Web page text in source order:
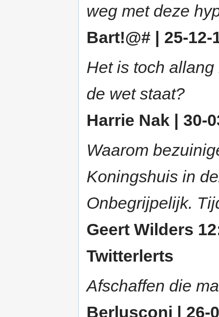
weg met deze
Bart!@# | 25-12-
Het is toch
de wet staat?
Harrie Nak | 30-
Waarom
Koningshuis in
Onbegrijpelijk.
Geert Wilders
Twitterlerts
Afschaffen die
Berlusconi | 26-